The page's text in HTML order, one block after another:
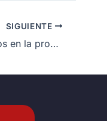
SIGUIENTE
ARGENTINA. Nueva Capacitación de Voluntarios en la provincia de Córdoba